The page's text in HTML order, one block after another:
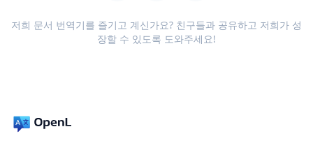
저희 문서 번역기를 즐기고 계신가요? 친구들과 공유하고 저희가 성
장할 수 있도록 도와주세요!